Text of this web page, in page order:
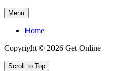
Menu
Home
Copyright © 2026 Get Online
Scroll to Top